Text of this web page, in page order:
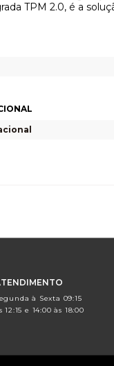
TPM 2.0, é a
à Sexta 09:15
12:15 e 14:00 às 18:00